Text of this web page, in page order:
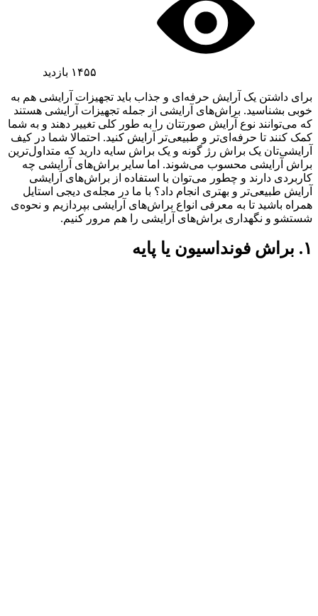
۱۴۵۵ بازدید
برای داشتن یک آرایش حرفه‌ای و جذاب باید تجهیزات آرایشی هم به
خوبی بشناسید. براش‌های آرایشی از جمله تجهیزات آرایشی هستند
که می‌توانند نوع آرایش صورتتان را به طور کلی تغییر دهند و به شما
کمک کنند تا حرفه‌ای‌تر و طبیعی‌تر آرایش کنید. احتمالا شما در کیف
آرایشی‌تان یک براش رژ گونه و یک براش سایه دارید که متداول‌ترین
براش آرایشی محسوب می‌شوند. اما سایر براش‌های آرایشی چه
کاربردی دارند و چطور می‌توان با استفاده از براش‌های آرایشی
آرایش طبیعی‌تر و بهتری انجام داد؟ با ما در مجله‌ی دیجی استایل
همراه باشید تا به معرفی انواع براش‌های آرایشی بپردازیم و نحوه‌ی
شستشو و نگهداری براش‌های آرایشی را هم مرور کنیم.
۱. براش فونداسیون یا پایه